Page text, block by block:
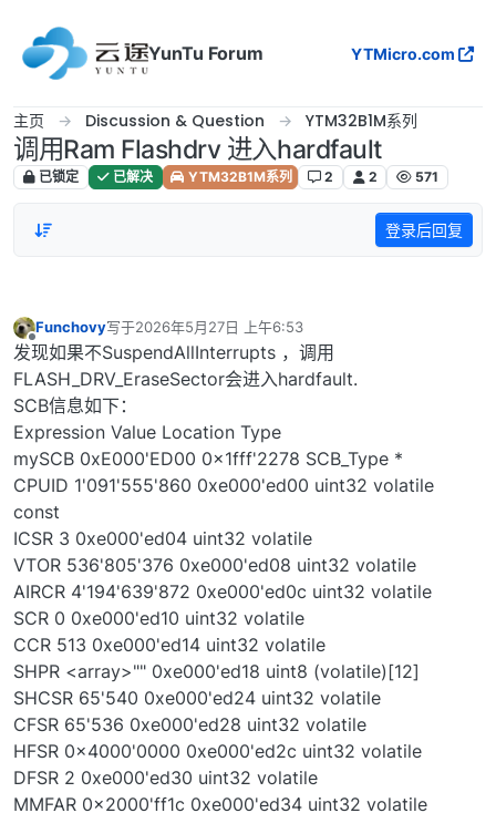
YunTu Forum
YTMicro.com
主页 Discussion & Question YTM32B1M系列
调用Ram Flashdrv 进入hardfault
已锁定 已解决 YTM32B1M系列 2 2 571
登录后回复
离线
Funchovy写于2026年5月27日 上午6:53
最后由 编辑
发现如果不SuspendAllInterrupts ，调用
FLASH_DRV_EraseSector会进入hardfault.
SCB信息如下：
Expression Value Location Type
mySCB 0xE000'ED00 0x1fff'2278 SCB_Type *
CPUID 1'091'555'860 0xe000'ed00 uint32 volatile
const
ICSR 3 0xe000'ed04 uint32 volatile
VTOR 536'805'376 0xe000'ed08 uint32 volatile
AIRCR 4'194'639'872 0xe000'ed0c uint32 volatile
SCR 0 0xe000'ed10 uint32 volatile
CCR 513 0xe000'ed14 uint32 volatile
SHPR <array>"" 0xe000'ed18 uint8 (volatile)[12]
SHCSR 65'540 0xe000'ed24 uint32 volatile
CFSR 65'536 0xe000'ed28 uint32 volatile
HFSR 0x4000'0000 0xe000'ed2c uint32 volatile
DFSR 2 0xe000'ed30 uint32 volatile
MMFAR 0x2000'ff1c 0xe000'ed34 uint32 volatile